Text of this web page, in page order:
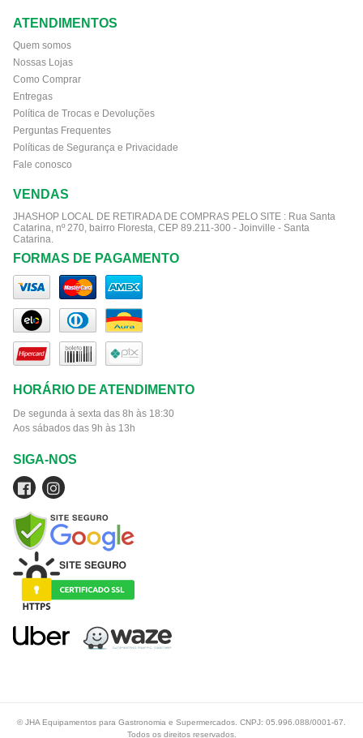
ATENDIMENTOS
Quem somos
Nossas Lojas
Como Comprar
Entregas
Política de Trocas e Devoluções
Perguntas Frequentes
Políticas de Segurança e Privacidade
Fale conosco
VENDAS
JHASHOP LOCAL DE RETIRADA DE COMPRAS PELO SITE : Rua Santa
Catarina, nº 270, bairro Floresta, CEP 89.211-300 - Joinville - Santa
Catarina.
FORMAS DE PAGAMENTO
HORÁRIO DE ATENDIMENTO
De segunda à sexta das 8h às 18:30
Aos sábados das 9h às 13h
SIGA-NOS
© JHA Equipamentos para Gastronomia e Supermercados. CNPJ: 05.996.088/0001-67.
Todos os direitos reservados.